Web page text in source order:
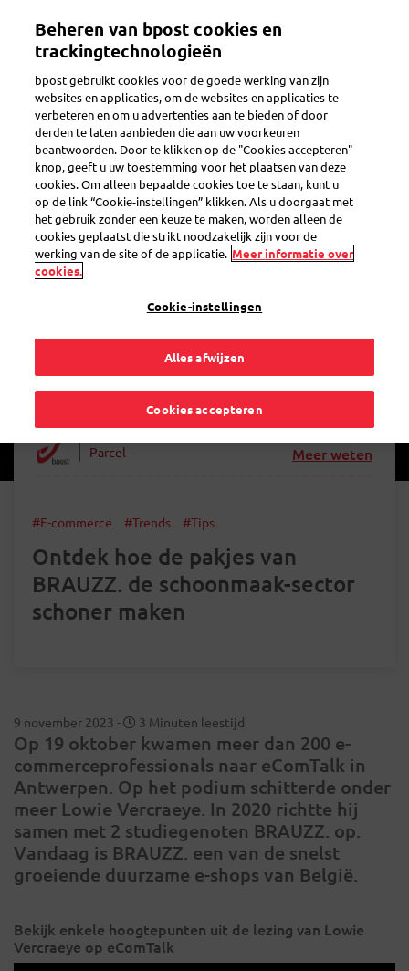
inhoud
Toggle navigation
Terug
Parcel Meer weten
#E-commerce #Trends #Tips
Ontdek hoe de pakjes van
BRAUZZ. de schoonmaak-sector
schoner maken
9 november 2023 - 3 Minuten leestijd
Op 19 oktober kwamen meer dan 200 e-
commerceprofessionals naar eComTalk in
Antwerpen. Op het podium schitterde onder
meer Lowie Vercraeye. In 2020 richtte hij
samen met 2 studiegenoten BRAUZZ. op.
Vandaag is BRAUZZ. een van de snelst
groeiende duurzame e-shops van België.
Bekijk enkele hoogtepunten uit de lezing van Lowie
Vercraeye op eComTalk
Beheren van bpost cookies en
trackingtechnologieën
bpost gebruikt cookies voor de goede werking van zijn
websites en applicaties, om de websites en applicaties te
verbeteren en om u advertenties aan te bieden of door
derden te laten aanbieden die aan uw voorkeuren
beantwoorden. Door te klikken op de "Cookies accepteren"
knop, geeft u uw toestemming voor het plaatsen van deze
cookies. Om alleen bepaalde cookies toe te staan, kunt u
op de link “Cookie-instellingen” klikken. Als u doorgaat met
het gebruik zonder een keuze te maken, worden alleen de
cookies geplaatst die strikt noodzakelijk zijn voor de
werking van de site of de applicatie. Meer informatie over
cookies.
Cookie-instellingen
Alles afwijzen
Cookies accepteren